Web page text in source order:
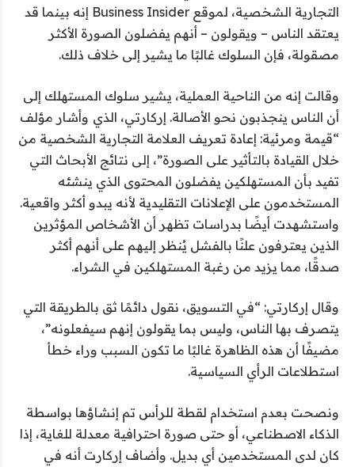
التجارية الشخصية، لموقع Business Insider إنه بينما قد
يعتقد الناس – ويقولون – أنهم يفضلون الصورة الأكثر
مصقولة، فإن السلوك غالبًا ما يشير إلى خلاف ذلك.
وقالت إنه من الناحية العملية، يشير سلوك المستهلك إلى
أن الناس ينجذبون نحو الأصالة. إركارتي، الذي وأشار مؤلف
“قيمة ومرئية: إعادة تعريف العلامة التجارية الشخصية من
خلال القيادة بالتأثير على الصورة”، إلى نتائج الأبحاث التي
تفيد بأن المستهلكين يفضلون المحتوى الذي ينشئه
المستخدمون على الإعلانات التقليدية لأنه يبدو أكثر واقعية.
واستشهدت أيضًا بدراسات تظهر أن الأشخاص المؤثرين
الذين يعترفون علنًا بالفشل يُنظر إليهم على أنهم أكثر
صدقًا، مما يزيد من رغبة المستهلكين في الشراء.
وقال إركارتي: “في التسويق، نقول دائمًا ثق بالطريقة التي
يتصرف بها الناس، وليس بما يقولون إنهم سيفعلونه”،
مضيفًا أن هذه الظاهرة غالبًا ما تكون السبب وراء خطأ
استطلاعات الرأي السياسية.
ونصحت بعدم استخدام لقطة للرأس تم إنشاؤها بواسطة
الذكاء الاصطناعي، أو حتى صورة احترافية معدلة للغاية، إذا
كان لدى المستخدمين أي بديل. وأضاف إركارت أنه في